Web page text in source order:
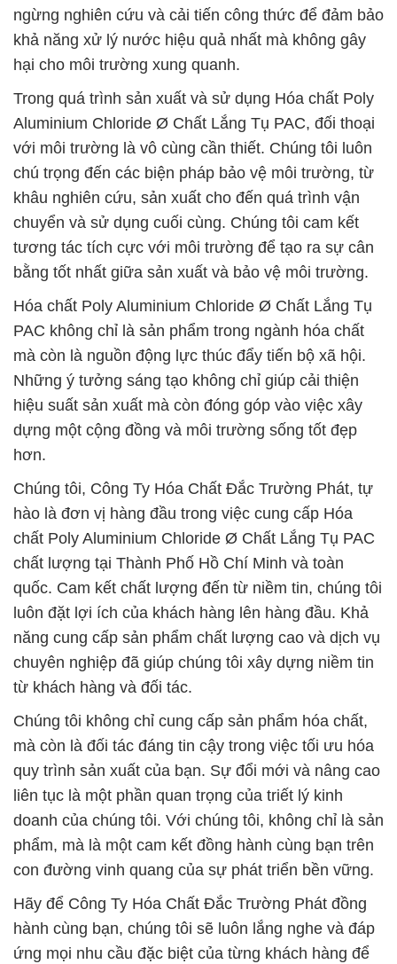
ngừng nghiên cứu và cải tiến công thức để đảm bảo
khả năng xử lý nước hiệu quả nhất mà không gây
hại cho môi trường xung quanh.
Trong quá trình sản xuất và sử dụng Hóa chất Poly
Aluminium Chloride Ø Chất Lắng Tụ PAC, đối thoại
với môi trường là vô cùng cần thiết. Chúng tôi luôn
chú trọng đến các biện pháp bảo vệ môi trường, từ
khâu nghiên cứu, sản xuất cho đến quá trình vận
chuyển và sử dụng cuối cùng. Chúng tôi cam kết
tương tác tích cực với môi trường để tạo ra sự cân
bằng tốt nhất giữa sản xuất và bảo vệ môi trường.
Hóa chất Poly Aluminium Chloride Ø Chất Lắng Tụ
PAC không chỉ là sản phẩm trong ngành hóa chất
mà còn là nguồn động lực thúc đẩy tiến bộ xã hội.
Những ý tưởng sáng tạo không chỉ giúp cải thiện
hiệu suất sản xuất mà còn đóng góp vào việc xây
dựng một cộng đồng và môi trường sống tốt đẹp
hơn.
Chúng tôi, Công Ty Hóa Chất Đắc Trường Phát, tự
hào là đơn vị hàng đầu trong việc cung cấp Hóa
chất Poly Aluminium Chloride Ø Chất Lắng Tụ PAC
chất lượng tại Thành Phố Hồ Chí Minh và toàn
quốc. Cam kết chất lượng đến từ niềm tin, chúng tôi
luôn đặt lợi ích của khách hàng lên hàng đầu. Khả
năng cung cấp sản phẩm chất lượng cao và dịch vụ
chuyên nghiệp đã giúp chúng tôi xây dựng niềm tin
từ khách hàng và đối tác.
Chúng tôi không chỉ cung cấp sản phẩm hóa chất,
mà còn là đối tác đáng tin cậy trong việc tối ưu hóa
quy trình sản xuất của bạn. Sự đổi mới và nâng cao
liên tục là một phần quan trọng của triết lý kinh
doanh của chúng tôi. Với chúng tôi, không chỉ là sản
phẩm, mà là một cam kết đồng hành cùng bạn trên
con đường vinh quang của sự phát triển bền vững.
Hãy để Công Ty Hóa Chất Đắc Trường Phát đồng
hành cùng bạn, chúng tôi sẽ luôn lắng nghe và đáp
ứng mọi nhu cầu đặc biệt của từng khách hàng để